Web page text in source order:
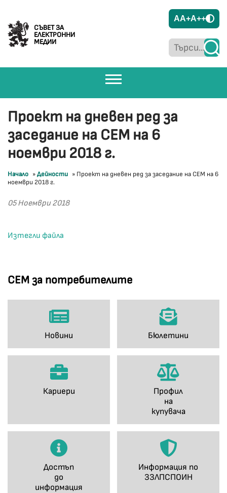
СЪВЕТ ЗА
ЕЛЕКТРОННИ
МЕДИИ
AA+A++
СЕМ за потребителите
Новини Бюлетини
Кариери
Профил
на
купувача
Достъп
до
информация
Информация по
ЗЗЛПСПОИН
Проект на дневен ред за
заседание на СЕМ на 6
ноември 2018 г.
Начало »Дейности » Проект на дневен ред за заседание на СЕМ на 6
ноември 2018 г.
05 Ноември 2018
Изтегли файла